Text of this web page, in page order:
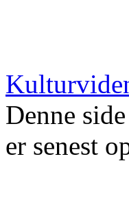
Denne
er senest